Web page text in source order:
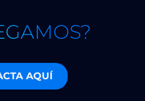
AQUÍ